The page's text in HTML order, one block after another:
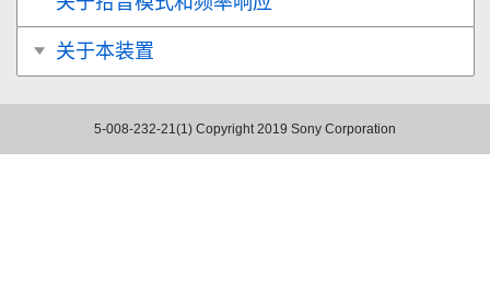
关于本装置
5-008-232-21(1) Copyright 2019 Sony Corporation